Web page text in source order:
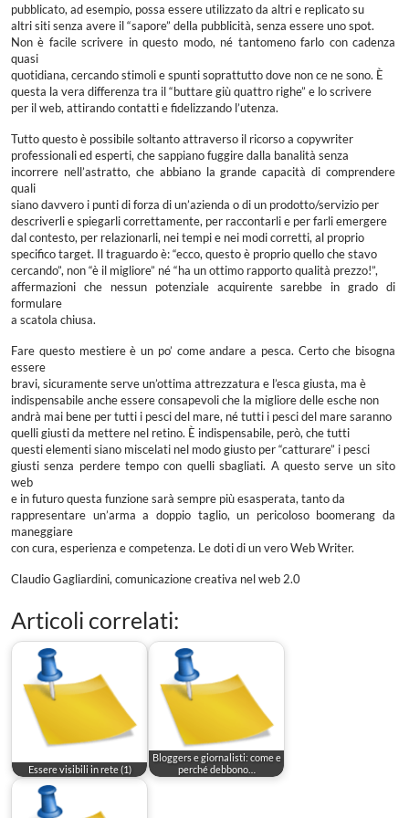
pubblicato, ad esempio, possa essere utilizzato da altri e replicato su
altri siti senza avere il “sapore” della pubblicità, senza essere uno spot.
Non è facile scrivere in questo modo, né tantomeno farlo con cadenza
quasi
quotidiana, cercando stimoli e spunti soprattutto dove non ce ne sono. È
questa la vera differenza tra il “buttare giù quattro righe” e lo scrivere
per il web, attirando contatti e fidelizzando l’utenza.
Tutto questo è possibile soltanto attraverso il ricorso a copywriter
professionali ed esperti, che sappiano fuggire dalla banalità senza
incorrere nell’astratto, che abbiano la grande capacità di comprendere
quali
siano davvero i punti di forza di un’azienda o di un prodotto/servizio per
descriverli e spiegarli correttamente, per raccontarli e per farli emergere
dal contesto, per relazionarli, nei tempi e nei modi corretti, al proprio
specifico target. Il traguardo è: “ecco, questo è proprio quello che stavo
cercando”, non “è il migliore” né “ha un ottimo rapporto qualità prezzo!”,
affermazioni che nessun potenziale acquirente sarebbe in grado di
formulare
a scatola chiusa.
Fare questo mestiere è un po’ come andare a pesca. Certo che bisogna
essere
bravi, sicuramente serve un’ottima attrezzatura e l’esca giusta, ma è
indispensabile anche essere consapevoli che la migliore delle esche non
andrà mai bene per tutti i pesci del mare, né tutti i pesci del mare saranno
quelli giusti da mettere nel retino. È indispensabile, però, che tutti
questi elementi siano miscelati nel modo giusto per “catturare” i pesci
giusti senza perdere tempo con quelli sbagliati. A questo serve un sito
web
e in futuro questa funzione sarà sempre più esasperata, tanto da
rappresentare un’arma a doppio taglio, un pericoloso boomerang da
maneggiare
con cura, esperienza e competenza. Le doti di un vero Web Writer.
Claudio Gagliardini, comunicazione creativa nel web 2.0
Articoli correlati:
Essere visibili in rete (1)
Bloggers e giornalisti: come e
perché debbono…